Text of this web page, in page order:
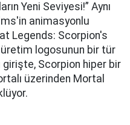
Yeni Seviyesi!” Aynı
animasyonlu
Legends: Scorpion's
logosunun bir tür
girişte, Scorpion hiper bir
üzerinden Mortal